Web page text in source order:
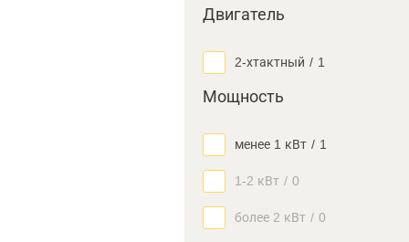
Двигатель
2-хтактный / 1
Мощность
менее 1 кВт / 1
1-2 кВт / 0
более 2 кВт / 0